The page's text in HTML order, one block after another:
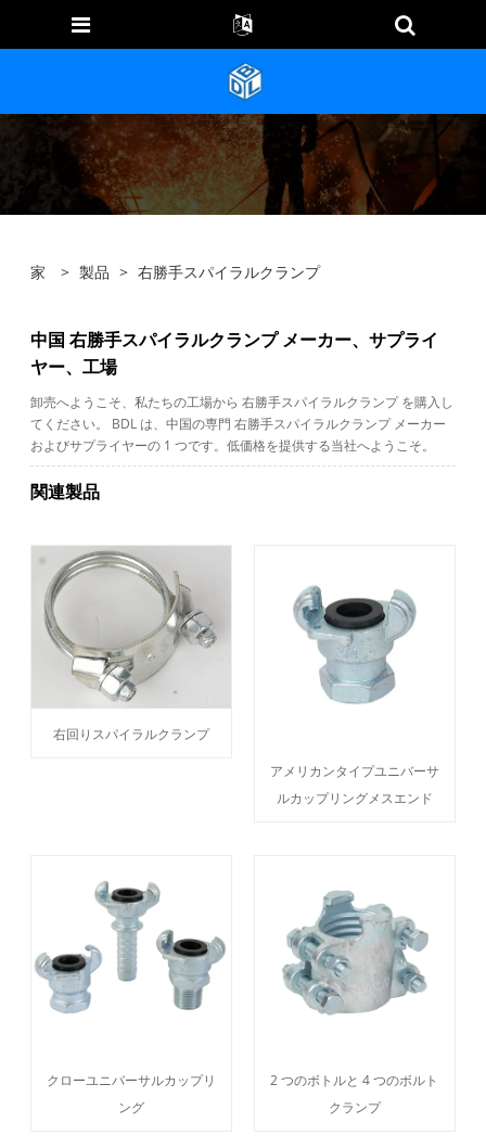
家 > 製品 > 右勝手スパイラルクランプ
中国 右勝手スパイラルクランプ メーカー、サプライ
ヤー、工場
卸売へようこそ、私たちの工場から 右勝手スパイラルクランプ を購入し
てください。 BDL は、中国の専門 右勝手スパイラルクランプ メーカー
およびサプライヤーの 1 つです。低価格を提供する当社へようこそ。
関連製品
右回りスパイラルクランプ
アメリカンタイプユニバーサ
ルカップリングメスエンド
クローユニバーサルカップリ
ング
2 つのボトルと 4 つのボルト
クランプ